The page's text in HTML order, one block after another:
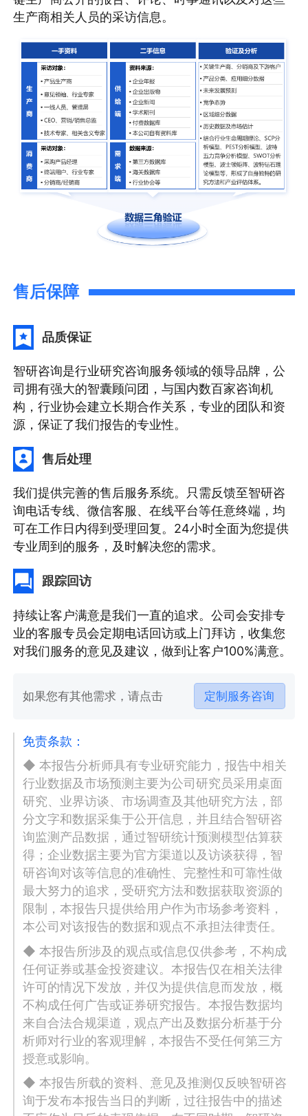
生产商相关人员的采访信息。
售后保障
品质保证
智研咨询是行业研究咨询服务领域的领导品牌，公
司拥有强大的智囊顾问团，与国内数百家咨询机
构，行业协会建立长期合作关系，专业的团队和资
源，保证了我们报告的专业性。
售后处理
我们提供完善的售后服务系统。只需反馈至智研咨
询电话专线、微信客服、在线平台等任意终端，均
可在工作日内得到受理回复。24小时全面为您提供
专业周到的服务，及时解决您的需求。
跟踪回访
持续让客户满意是我们一直的追求。公司会安排专
业的客服专员会定期电话回访或上门拜访，收集您
对我们服务的意见及建议，做到让客户100%满意。
如果您有其他需求，请点击 定制服务咨询
免责条款：
◆ 本报告分析师具有专业研究能力，报告中相关
行业数据及市场预测主要为公司研究员采用桌面
研究、业界访谈、市场调查及其他研究方法，部
分文字和数据采集于公开信息，并且结合智研咨
询监测产品数据，通过智研统计预测模型估算获
得；企业数据主要为官方渠道以及访谈获得，智
研咨询对该等信息的准确性、完整性和可靠性做
最大努力的追求，受研究方法和数据获取资源的
限制，本报告只提供给用户作为市场参考资料，
本公司对该报告的数据和观点不承担法律责任。
◆ 本报告所涉及的观点或信息仅供参考，不构成
任何证券或基金投资建议。本报告仅在相关法律
许可的情况下发放，并仅为提供信息而发放，概
不构成任何广告或证券研究报告。本报告数据均
来自合法合规渠道，观点产出及数据分析基于分
析师对行业的客观理解，本报告不受任何第三方
授意或影响。
◆ 本报告所载的资料、意见及推测仅反映智研咨
询于发布本报告当日的判断，过往报告中的描述